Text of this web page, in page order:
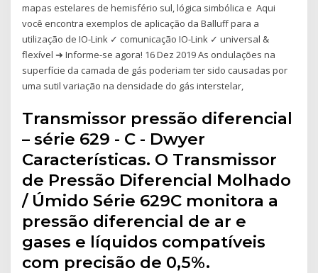
mapas estelares de hemisfério sul, lógica simbólica e Aqui
você encontra exemplos de aplicação da Balluff para a
utilização de IO-Link ✓ comunicação IO-Link ✓ universal &
flexível ➜ Informe-se agora! 16 Dez 2019 As ondulações na
superfície da camada de gás poderiam ter sido causadas por
uma sutil variação na densidade do gás interstelar,
Transmissor pressão diferencial
– série 629 - C - Dwyer
Características. O Transmissor
de Pressão Diferencial Molhado
/ Úmido Série 629C monitora a
pressão diferencial de ar e
gases e líquidos compatíveis
com precisão de 0,5%.